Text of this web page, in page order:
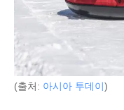
(출처: 아시아 투데이)